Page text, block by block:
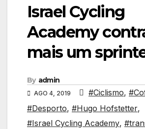
Israel Cycling
Academy
mais um
By admin
AGO 4, 2019 #Ciclismo,
#Desporto, #Hugo Hofstetter,
#Israel Cycling Academy,